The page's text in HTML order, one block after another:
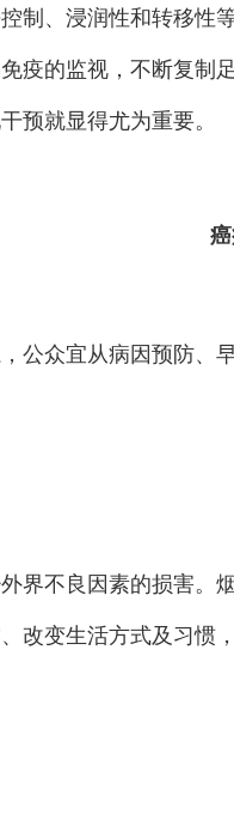
制、浸润性和转移
疫的监视，不断复制
预就显得尤为重要。
公众宜从病因预防
界不良因素的损害
改变生活方式及习惯